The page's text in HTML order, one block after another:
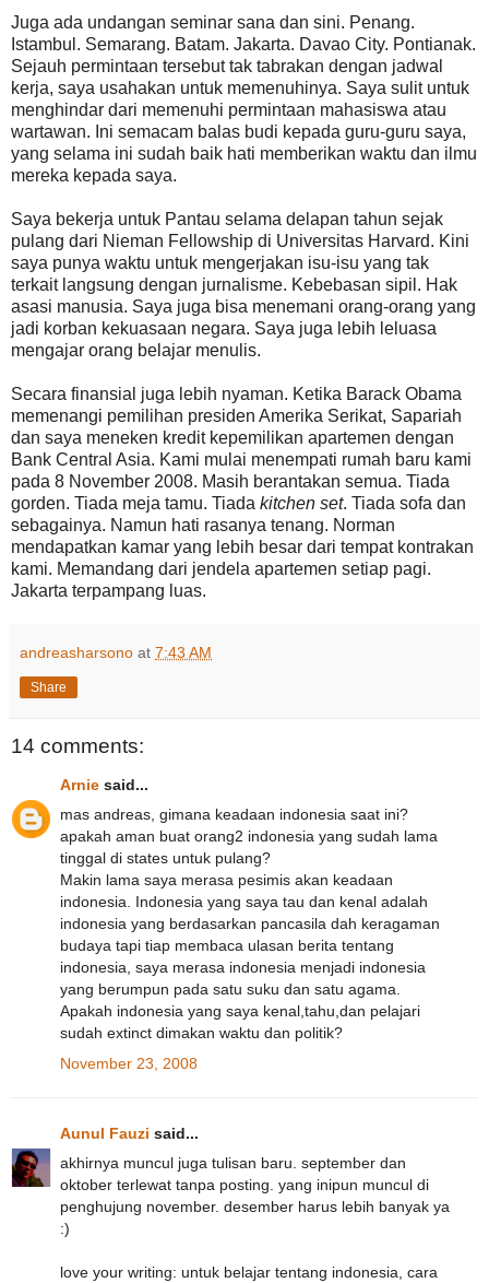
Juga ada undangan seminar sana dan sini. Penang.
Istambul. Semarang. Batam. Jakarta. Davao City. Pontianak.
Sejauh permintaan tersebut tak tabrakan dengan jadwal
kerja, saya usahakan untuk memenuhinya. Saya sulit untuk
menghindar dari memenuhi permintaan mahasiswa atau
wartawan. Ini semacam balas budi kepada guru-guru saya,
yang selama ini sudah baik hati memberikan waktu dan ilmu
mereka kepada saya.
Saya bekerja untuk Pantau selama delapan tahun sejak
pulang dari Nieman Fellowship di Universitas Harvard. Kini
saya punya waktu untuk mengerjakan isu-isu yang tak
terkait langsung dengan jurnalisme. Kebebasan sipil. Hak
asasi manusia. Saya juga bisa menemani orang-orang yang
jadi korban kekuasaan negara. Saya juga lebih leluasa
mengajar orang belajar menulis.
Secara finansial juga lebih nyaman. Ketika Barack Obama
memenangi pemilihan presiden Amerika Serikat, Sapariah
dan saya meneken kredit kepemilikan apartemen dengan
Bank Central Asia. Kami mulai menempati rumah baru kami
pada 8 November 2008. Masih berantakan semua. Tiada
gorden. Tiada meja tamu. Tiada kitchen set. Tiada sofa dan
sebagainya. Namun hati rasanya tenang. Norman
mendapatkan kamar yang lebih besar dari tempat kontrakan
kami. Memandang dari jendela apartemen setiap pagi.
Jakarta terpampang luas.
andreasharsono at 7:43 AM
Share
14 comments:
Arnie said...
mas andreas, gimana keadaan indonesia saat ini?
apakah aman buat orang2 indonesia yang sudah lama
tinggal di states untuk pulang?
Makin lama saya merasa pesimis akan keadaan
indonesia. Indonesia yang saya tau dan kenal adalah
indonesia yang berdasarkan pancasila dah keragaman
budaya tapi tiap membaca ulasan berita tentang
indonesia, saya merasa indonesia menjadi indonesia
yang berumpun pada satu suku dan satu agama.
Apakah indonesia yang saya kenal,tahu,dan pelajari
sudah extinct dimakan waktu dan politik?
November 23, 2008
Aunul Fauzi said...
akhirnya muncul juga tulisan baru. september dan
oktober terlewat tanpa posting. yang inipun muncul di
penghujung november. desember harus lebih banyak ya
:)
love your writing: untuk belajar tentang indonesia, cara